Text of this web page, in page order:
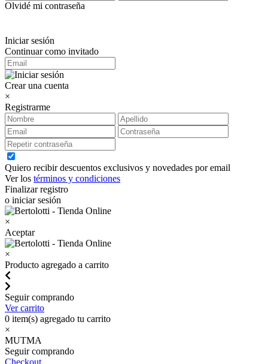
Olvidé mi contraseña
Iniciar sesión
Continuar como invitado
Crear una cuenta
×
Registrarme
Quiero recibir descuentos exclusivos y novedades por email
Ver los términos y condiciones
Finalizar registro
o iniciar sesión
×
Aceptar
×
Producto agregado a carrito
Seguir comprando
Ver carrito
0 item(s) agregado tu carrito
×
MUTMA
Seguir comprando